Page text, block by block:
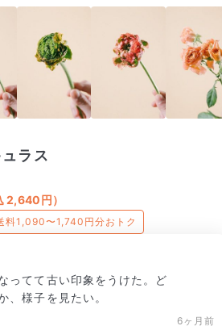
ラス
2,640円）
料1,090〜1,740円分おトク
ってて古い印象をうけた。ど
、様子を見たい。
6ヶ月前